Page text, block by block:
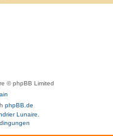
© phpBB Limited
phpBB.de
Lunaire.